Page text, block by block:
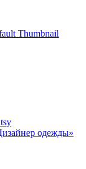
одежды»